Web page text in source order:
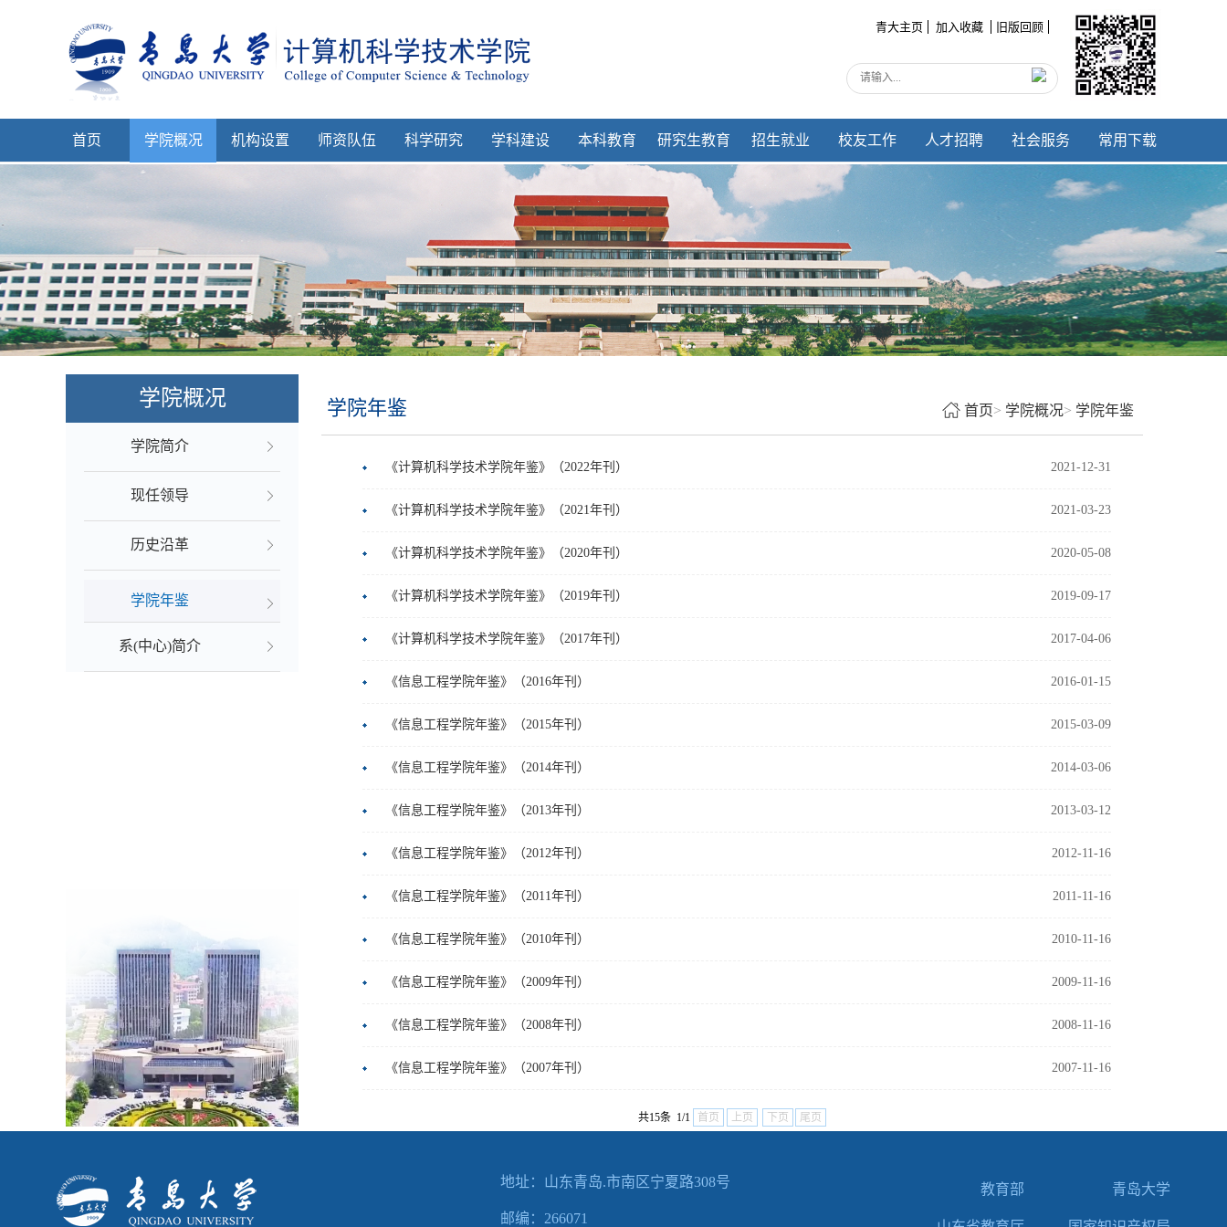
青大主页 加入收藏 旧版回顾
首页 学院概况 机构设置 师资队伍 科学研究 学科建设 本科教育 研究生教育 招生就业 校友工作 人才招聘 社会服务 常用下载
学院概况
学院简介
现任领导
历史沿革
学院年鉴
系(中心)简介
学院年鉴 首页> 学院概况> 学院年鉴
《计算机科学技术学院年鉴》（2022年刊） 2021-12-31
《计算机科学技术学院年鉴》（2021年刊） 2021-03-23
《计算机科学技术学院年鉴》（2020年刊） 2020-05-08
《计算机科学技术学院年鉴》（2019年刊） 2019-09-17
《计算机科学技术学院年鉴》（2017年刊） 2017-04-06
《信息工程学院年鉴》（2016年刊） 2016-01-15
《信息工程学院年鉴》（2015年刊） 2015-03-09
《信息工程学院年鉴》（2014年刊） 2014-03-06
《信息工程学院年鉴》（2013年刊） 2013-03-12
《信息工程学院年鉴》（2012年刊） 2012-11-16
《信息工程学院年鉴》（2011年刊） 2011-11-16
《信息工程学院年鉴》（2010年刊） 2010-11-16
《信息工程学院年鉴》（2009年刊） 2009-11-16
《信息工程学院年鉴》（2008年刊） 2008-11-16
《信息工程学院年鉴》（2007年刊） 2007-11-16
共15条 1/1 首页 上页 下页 尾页
地址：山东青岛.市南区宁夏路308号
邮编：266071
青岛大学
教育部